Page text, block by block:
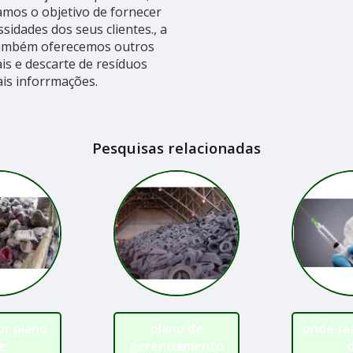
o objetivo de fornecer
dos seus clientes., a
oferecemos outros
e descarte de resíduos
inforrmações.
Pesquisas relacionadas
plano
plano de
gerenciamento
onde